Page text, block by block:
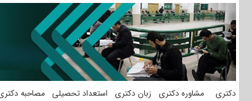
محتوا
دکتری مشاوره دکتری زبان دکتری استعداد تحصیلی مصاحبه